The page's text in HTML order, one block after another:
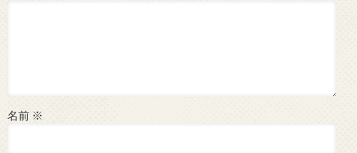
名前 ※